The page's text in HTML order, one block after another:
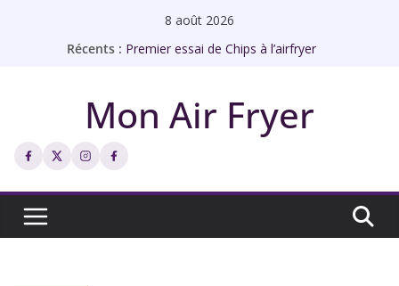
8 août 2026
Récents : Premier essai de Chips à l’airfryer
Abricots rôtis à l’airfryer
Chips de galettes à l’airfryer
Mon Air Fryer